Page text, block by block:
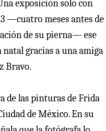
exposición solo con
—cuatro meses antes de
de su pierna— ese
gracias a una amiga
Bravo.
de las pinturas de Frida
de México. En su